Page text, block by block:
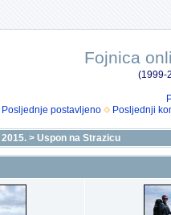
Fojnica
(1999-
Posljednje postavljeno Posljednji
2015. > Uspon na Strazicu